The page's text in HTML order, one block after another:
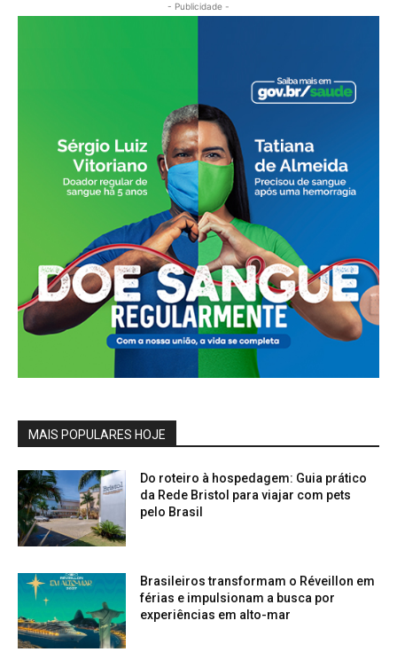
- Publicidade -
MAIS POPULARES HOJE
Do roteiro à hospedagem: Guia prático
da Rede Bristol para viajar com pets
pelo Brasil
Brasileiros transformam o Réveillon em
férias e impulsionam a busca por
experiências em alto-mar